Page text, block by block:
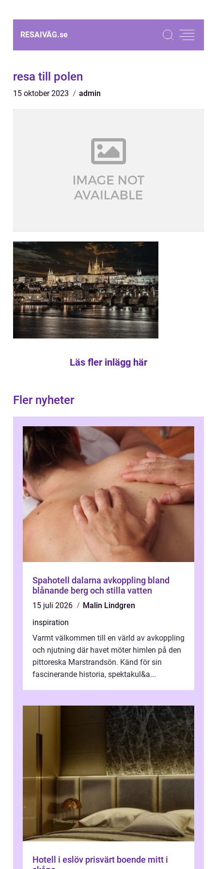
RESAIVÄG.se
resa till polen
15 oktober 2023 admin
Läs fler inlägg här
Fler nyheter
Spahotell dalarna avkoppling bland
blånande berg och stilla vatten
15 juli 2026
Malin Lindgren
inspiration
Varmt välkommen till en värld av avkoppling
och njutning där havet möter himlen på den
pittoreska Marstrandsön. Känd för sin
fascinerande historia, spektakul&a...
Hotell i eslöv prisvärt boende mitt i